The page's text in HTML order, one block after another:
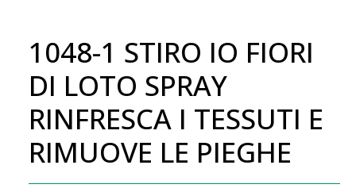
Ricerca
1048-1 STIRO IO FIORI
DI LOTO SPRAY
RINFRESCA I TESSUTI E
RIMUOVE LE PIEGHE